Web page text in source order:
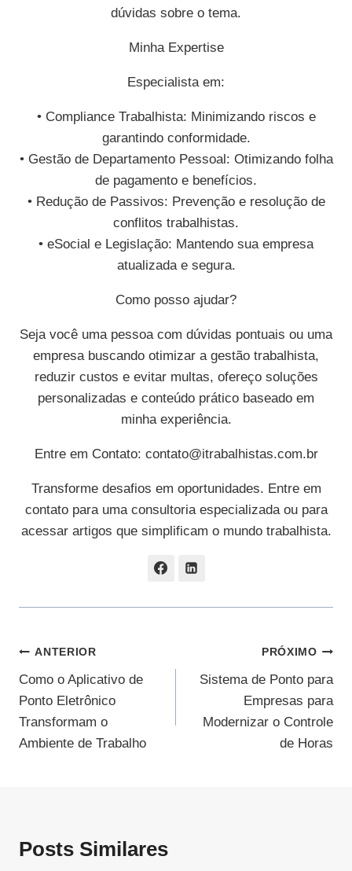
dúvidas sobre o tema.
Minha Expertise
Especialista em:
• Compliance Trabalhista: Minimizando riscos e
garantindo conformidade.
• Gestão de Departamento Pessoal: Otimizando folha
de pagamento e benefícios.
• Redução de Passivos: Prevenção e resolução de
conflitos trabalhistas.
• eSocial e Legislação: Mantendo sua empresa
atualizada e segura.
Como posso ajudar?
Seja você uma pessoa com dúvidas pontuais ou uma
empresa buscando otimizar a gestão trabalhista,
reduzir custos e evitar multas, ofereço soluções
personalizadas e conteúdo prático baseado em
minha experiência.
Entre em Contato: contato@itrabalhistas.com.br
Transforme desafios em oportunidades. Entre em
contato para uma consultoria especializada ou para
acessar artigos que simplificam o mundo trabalhista.
Navegação
De
Post
ANTERIOR
Como o Aplicativo de
Ponto Eletrônico
Transformam o
Ambiente de Trabalho
PRÓXIMO
Sistema de Ponto para
Empresas para
Modernizar o Controle
de Horas
Posts Similares